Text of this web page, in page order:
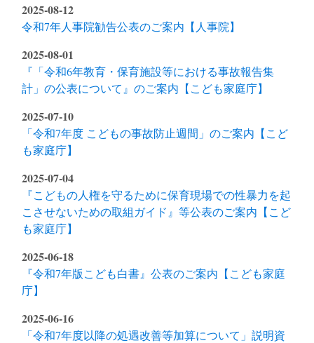
2025-08-12
令和7年人事院勧告公表のご案内【人事院】
2025-08-01
『「令和6年教育・保育施設等における事故報告集
計」の公表について』のご案内【こども家庭庁】
2025-07-10
「令和7年度 こどもの事故防止週間」のご案内【こど
も家庭庁】
2025-07-04
『こどもの人権を守るために保育現場での性暴力を起
こさせないための取組ガイド』等公表のご案内【こど
も家庭庁】
2025-06-18
『令和7年版こども白書』公表のご案内【こども家庭
庁】
2025-06-16
「令和7年度以降の処遇改善等加算について」説明資